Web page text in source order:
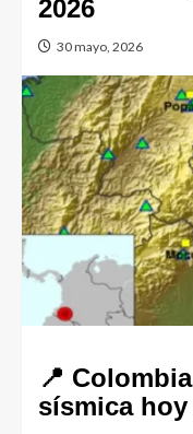
2026
30 mayo, 2026
📍
sísmica hoy